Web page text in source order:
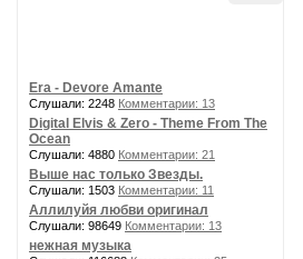
Era - Devore Amante
Слушали: 2248 Комментарии: 13
Digital Elvis & Zero - Theme From The
Ocean
Слушали: 4880 Комментарии: 21
Выше нас только Звезды.
Слушали: 1503 Комментарии: 11
Аллилуйя любви оригинал
Слушали: 98649 Комментарии: 13
нежная музыка